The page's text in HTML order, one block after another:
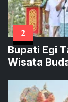
2
Bupati Egi
Wisata